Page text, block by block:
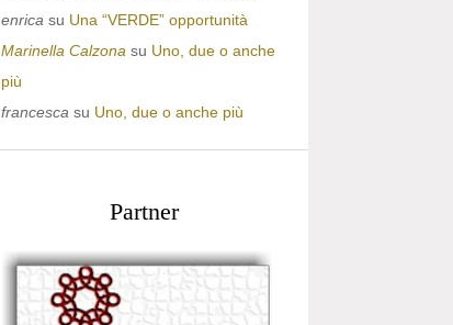
enrica su Una “VERDE” opportunità
Marinella Calzona su Uno, due o anche
più
francesca su Uno, due o anche più
Partner